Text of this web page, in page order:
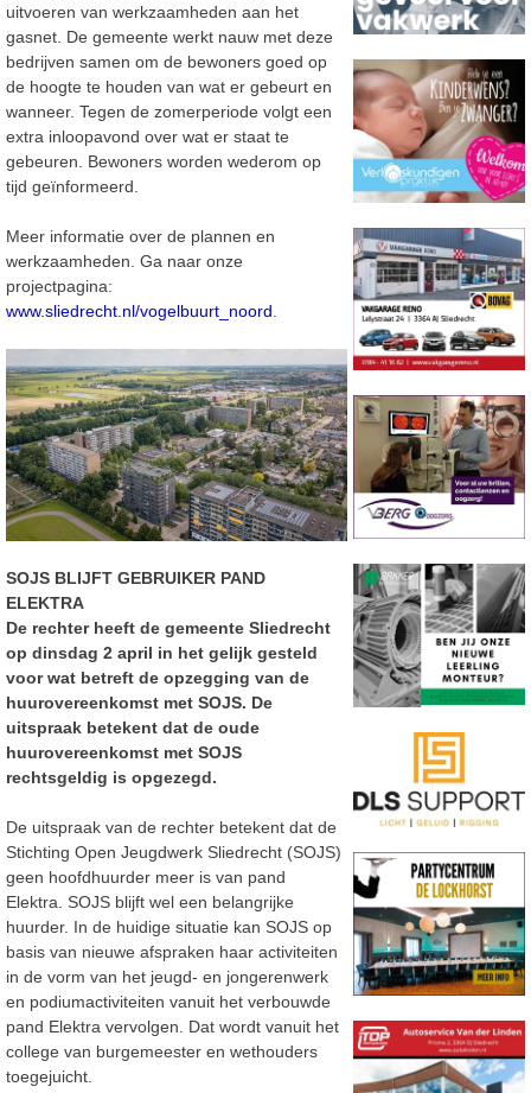
uitvoeren van werkzaamheden aan het
gasnet. De gemeente werkt nauw met deze
bedrijven samen om de bewoners goed op
de hoogte te houden van wat er gebeurt en
wanneer. Tegen de zomerperiode volgt een
extra inloopavond over wat er staat te
gebeuren. Bewoners worden wederom op
tijd geïnformeerd.
Meer informatie over de plannen en
werkzaamheden. Ga naar onze
projectpagina:
www.sliedrecht.nl/vogelbuurt_noord.
SOJS BLIJFT GEBRUIKER PAND
ELEKTRA
De rechter heeft de gemeente Sliedrecht
op dinsdag 2 april in het gelijk gesteld
voor wat betreft de opzegging van de
huurovereenkomst met SOJS. De
uitspraak betekent dat de oude
huurovereenkomst met SOJS
rechtsgeldig is opgezegd.
De uitspraak van de rechter betekent dat de
Stichting Open Jeugdwerk Sliedrecht (SOJS)
geen hoofdhuurder meer is van pand
Elektra. SOJS blijft wel een belangrijke
huurder. In de huidige situatie kan SOJS op
basis van nieuwe afspraken haar activiteiten
in de vorm van het jeugd- en jongerenwerk
en podiumactiviteiten vanuit het verbouwde
pand Elektra vervolgen. Dat wordt vanuit het
college van burgemeester en wethouders
toegejuicht.